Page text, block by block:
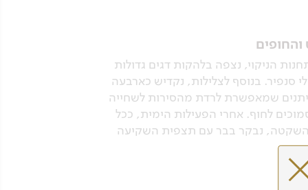
והחופים
הניקוי, נצפה בלהקות דגים גדולות
סנפיר. בנוסף לצלילות, נקדיש כארבעה
לאתר פעילות לווייתנים שמאפשרת לרדת מהסירות לשחייה
לחוף. אחרי הפעילות הימית, ככל
השקטה, נבקר בבר עם תצפית השקיעה